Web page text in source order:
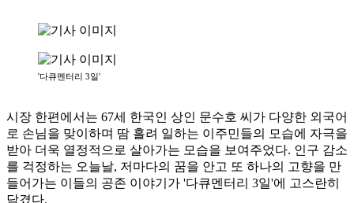
'다큐멘터리 3일'
시장 한편에서는 67세 한국인 상인 문수호 씨가 다양한 외국어
로 손님을 맞이하며 땀 흘려 일하는 이주민들의 모습에 자극을
받아 더욱 열정적으로 살아가는 모습을 보여주었다. 인구 감소
를 걱정하는 오늘날, 저마다의 꿈을 안고 또 하나의 고향을 만
들어가는 이들의 공존 이야기가 '다큐멘터리 3일'에 고스란히
담겼다.